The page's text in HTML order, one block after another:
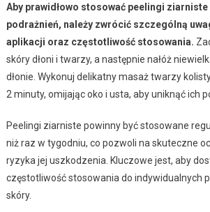
Aby prawidłowo stosować peelingi ziarniste
podrażnień, należy zwrócić szczególną
aplikacji oraz częstotliwość stosowania.
skóry dłoni i twarzy, a następnie nałóż
dłonie. Wykonuj delikatny masaż twarzy
2 minuty, omijając oko i usta, aby uniknąć ich
Peelingi ziarniste powinny być stosowane
niż raz w tygodniu, co pozwoli na skuteczne
ryzyka jej uszkodzenia. Kluczowe jest, aby
częstotliwość stosowania do indywidualnych
skóry.